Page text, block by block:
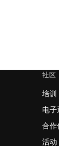
社区
培训
电
合作
活动